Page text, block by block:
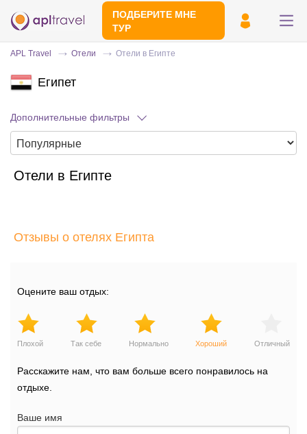
ПОДБЕРИТЕ МНЕ
ТУР
минут
APL Travel Отели Отели в Египте
Египет
Дополнительные фильтры
Отели в Египте
Отзывы о отелях Египта
Оцените ваш отдых:
Плохой Так себе Нормально Хороший Отличный
Расскажите нам, что вам больше всего понравилось на
отдыхе.
Ваше имя